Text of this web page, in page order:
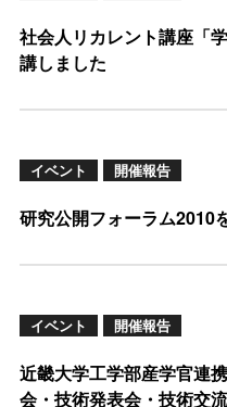
社会人リカレント講座「
講しました
イベント 開催報告
研究公開フォーラム2010
イベント 開催報告
近畿大学工学部産学官連
会・技術発表会・技術交